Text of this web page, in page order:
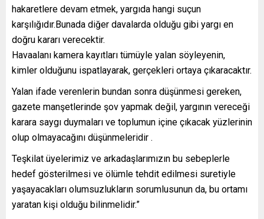
hakaretlere devam etmek, yargıda hangi suçun
karşılığıdır.Bunada diğer davalarda olduğu gibi yargı en
doğru kararı verecektir.
Havaalanı kamera kayıtları tümüyle yalan söyleyenin,
kimler olduğunu ispatlayarak, gerçekleri ortaya çıkaracaktır.
Yalan ifade verenlerin bundan sonra düşünmesi gereken,
gazete manşetlerinde şov yapmak değil, yargının vereceği
karara saygı duymaları ve toplumun içine çıkacak yüzlerinin
olup olmayacağını düşünmeleridir .
Teşkilat üyelerimiz ve arkadaşlarımızın bu sebeplerle
hedef gösterilmesi ve ölümle tehdit edilmesi suretiyle
yaşayacakları olumsuzlukların sorumlusunun da, bu ortamı
yaratan kişi olduğu bilinmelidir.”